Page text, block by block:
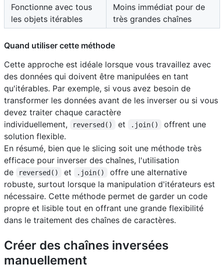
Fonctionne avec tous
les objets itérables
Moins immédiat pour de
très grandes chaînes
Quand utiliser cette méthode
Cette approche est idéale lorsque vous travaillez avec
des données qui doivent être manipulées en tant
qu'itérables. Par exemple, si vous avez besoin de
transformer les données avant de les inverser ou si vous
devez traiter chaque caractère
individuellement,
reversed() et .join()
offrent une
solution flexible.
En résumé, bien que le slicing soit une méthode très
efficace pour inverser des chaînes, l'utilisation
de
reversed() et .join()
offre une alternative
robuste, surtout lorsque la manipulation d'itérateurs est
nécessaire. Cette méthode permet de garder un code
propre et lisible tout en offrant une grande flexibilité
dans le traitement des chaînes de caractères.
Créer des chaînes inversées
manuellement